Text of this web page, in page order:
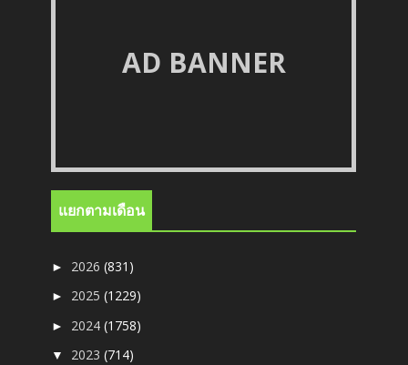
AD BANNER
แยกตามเดือน
► 2026(831)
► 2025(1229)
► 2024(1758)
▼ 2023(714)